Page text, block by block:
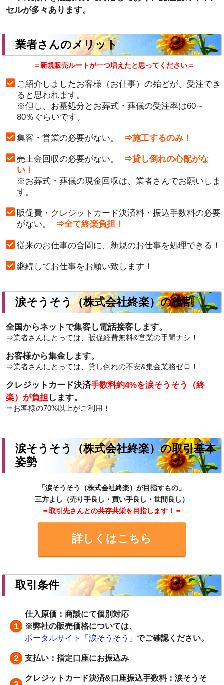
セルが多々あります。
業者さんのメリット
＝新規販売ルートが一つ増えたと思ってください＝
ご紹介しましたお客様（お仕事）の殆どが、受注でき
ると思われます。
※但し、お墓処分とお葬式・葬儀の受注率は60～
80％ぐらいです。
集客・営業の必要がない。 ⇒施工するのみ！
売上金回収の必要がない。
⇒貸し倒れの心配がな
い！
※お葬式・葬儀の現金回収は、業者さんでお願いしま
す。
販促費・クレジットカード決済料・振込手数料の必要
がない。
⇒全て終楽負担！
従来のお仕事の合間に、新規のお仕事を処理できる！
継続してお仕事をお願い致します！
涙そうそう（株式会社終楽）の役割
全国からネットで集客し電話接客します。
⇒業者さんにとっては、販促経費無料&営業の手間ナシ！
お客様から集金します。
⇒業者さんにとっては、貸し倒れの不安&集金業務ゼロ！
クレジットカード決済手数料約4%を涙そうそう（終
楽）が負担 します。
⇒お客様の70%以上がご利用！
涙そうそう（株式会社終楽）の取引基本
姿勢
「涙そうそう（株式会社終楽）が目指すもの」
三方よし（売り手良し・買い手良し・世間良し）
＝取引先さんとの共存共栄を目指します！＝
詳しくはこちら
取引条件
仕入原価：商談にて個別対応
※弊社の販売価格については、
ポータルサイト「涙そうそう」でご確認ください。
支払い：指定口座にお振込み
クレジットカード決済&口座振込手数料：涙そうそ